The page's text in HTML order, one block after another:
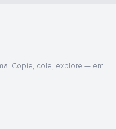
Copie, cole, explore — em